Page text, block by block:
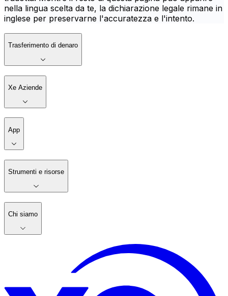
nella lingua scelta da te, la dichiarazione legale rimane in
inglese per preservarne l'accuratezza e l'intento.
Trasferimento di denaro
Xe Aziende
App
Strumenti e risorse
Chi siamo